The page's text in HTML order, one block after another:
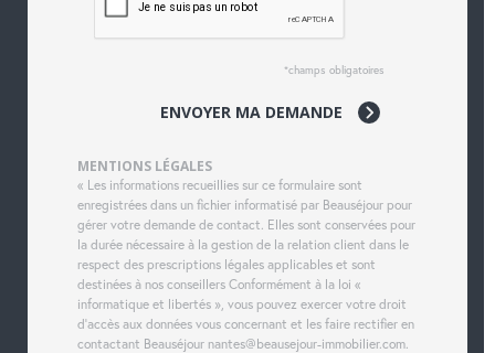
*champs obligatoires
ENVOYER MA DEMANDE
MENTIONS LÉGALES
« Les informations recueillies sur ce formulaire sont
enregistrées dans un fichier informatisé par Beauséjour pour
gérer votre demande de contact. Elles sont conservées pour
la durée nécessaire à la gestion de la relation client dans le
respect des prescriptions légales applicables et sont
destinées à nos conseillers Conformément à la loi «
informatique et libertés », vous pouvez exercer votre droit
d'accès aux données vous concernant et les faire rectifier en
contactant Beauséjour nantes@beausejour-immobilier.com.